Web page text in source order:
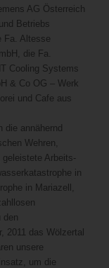
AG Österreich
Betriebs
Fa. Altesse
die Fa.
Cooling Systems
& Co OG – Werk
und Cafe aus
die annähernd
Wehren,
Arbeits-
in
in Mariazell,
den
2011 das Wölzertal
unsere
um die